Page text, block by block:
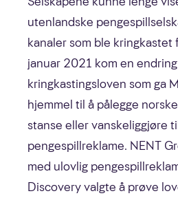
utenlandske
kanaler som ble kringkastet
januar 2021 kom en
kringkastingsloven som ga
hjemmel til å pålegge
stanse eller vanskeliggjøre
pengespillreklame. NENT
med ulovlig
Discovery valgte å prøve